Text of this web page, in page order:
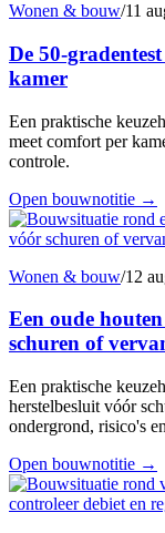
Wonen & bouw/11
De 50-
kamer
Een praktische
meet comfort per
controle.
Open bouwnotitie →
Wonen & bouw/12
Een oude
schuren of
Een praktische
herstelbesluit vóór
ondergrond, risico's
Open bouwnotitie →